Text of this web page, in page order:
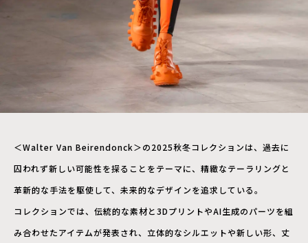
＜Walter Van Beirendonck＞の2025秋冬コレクションは、過去に
囚われず新しい可能性を探ることをテーマに、精緻なテーラリングと
革新的な手法を駆使して、未来的なデザインを追求している。
コレクションでは、伝統的な素材と3DプリントやAI生成のパーツを組
み合わせたアイテムが発表され、立体的なシルエットや新しい形、丈